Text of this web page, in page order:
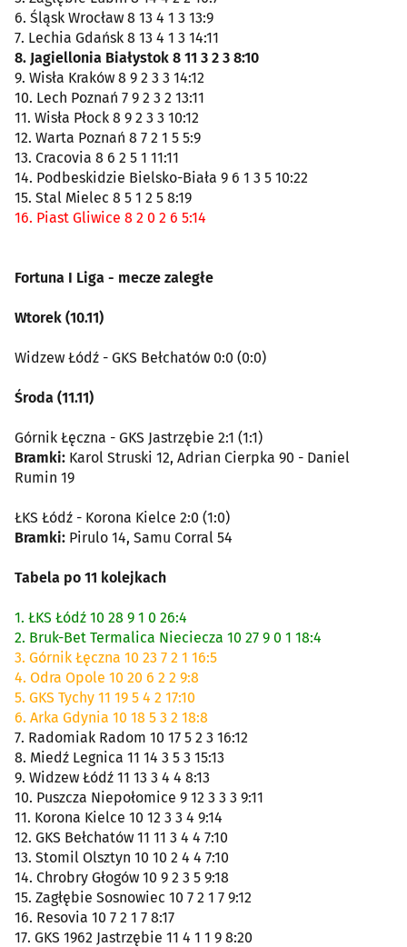
6. Śląsk Wrocław 8 13 4 1 3 13:9
7. Lechia Gdańsk 8 13 4 1 3 14:11
8. Jagiellonia Białystok 8 11 3 2 3 8:10
9. Wisła Kraków 8 9 2 3 3 14:12
10. Lech Poznań 7 9 2 3 2 13:11
11. Wisła Płock 8 9 2 3 3 10:12
12. Warta Poznań 8 7 2 1 5 5:9
13. Cracovia 8 6 2 5 1 11:11
14. Podbeskidzie Bielsko-Biała 9 6 1 3 5 10:22
15. Stal Mielec 8 5 1 2 5 8:19
16. Piast Gliwice 8 2 0 2 6 5:14
Fortuna I Liga - mecze zaległe
Wtorek (10.11)
Widzew Łódź - GKS Bełchatów 0:0 (0:0)
Środa (11.11)
Górnik Łęczna - GKS Jastrzębie 2:1 (1:1)
Bramki: Karol Struski 12, Adrian Cierpka 90 - Daniel
Rumin 19
ŁKS Łódź - Korona Kielce 2:0 (1:0)
Bramki: Pirulo 14, Samu Corral 54
Tabela po 11 kolejkach
1. ŁKS Łódź 10 28 9 1 0 26:4
2. Bruk-Bet Termalica Nieciecza 10 27 9 0 1 18:4
3. Górnik Łęczna 10 23 7 2 1 16:5
4. Odra Opole 10 20 6 2 2 9:8
5. GKS Tychy 11 19 5 4 2 17:10
6. Arka Gdynia 10 18 5 3 2 18:8
7. Radomiak Radom 10 17 5 2 3 16:12
8. Miedź Legnica 11 14 3 5 3 15:13
9. Widzew Łódź 11 13 3 4 4 8:13
10. Puszcza Niepołomice 9 12 3 3 3 9:11
11. Korona Kielce 10 12 3 3 4 9:14
12. GKS Bełchatów 11 11 3 4 4 7:10
13. Stomil Olsztyn 10 10 2 4 4 7:10
14. Chrobry Głogów 10 9 2 3 5 9:18
15. Zagłębie Sosnowiec 10 7 2 1 7 9:12
16. Resovia 10 7 2 1 7 8:17
17. GKS 1962 Jastrzębie 11 4 1 1 9 8:20